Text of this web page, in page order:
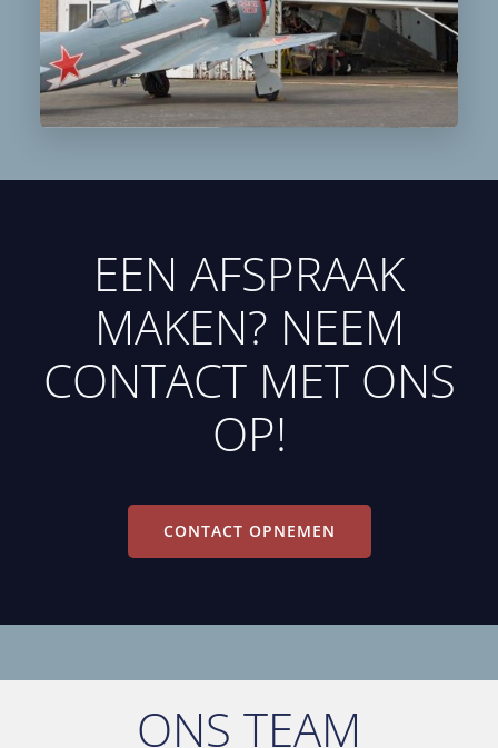
EEN AFSPRAAK
MAKEN? NEEM
CONTACT MET ONS
OP!
CONTACT OPNEMEN
ONS TEAM